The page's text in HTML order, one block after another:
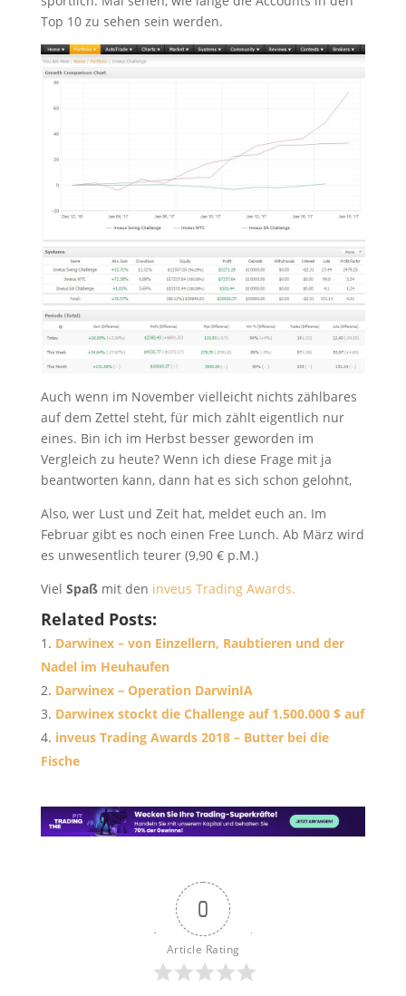
Top 10 zu sehen sein werden.
Auch wenn im November vielleicht nichts zählbares
auf dem Zettel steht, für mich zählt eigentlich nur
eines. Bin ich im Herbst besser geworden im
Vergleich zu heute? Wenn ich diese Frage mit ja
beantworten kann, dann hat es sich schon gelohnt,
Also, wer Lust und Zeit hat, meldet euch an. Im
Februar gibt es noch einen Free Lunch. Ab März wird
es unwesentlich teurer (9,90 € p.M.)
Viel Spaßmit den inveus Trading Awards.
Related Posts:
Darwinex – von Einzellern, Raubtieren und der
Nadel im Heuhaufen
Darwinex – Operation DarwinIA
Darwinex stockt die Challenge auf 1.500.000 $ auf
inveus Trading Awards 2018 – Butter bei die
Fische
0
Article Rating